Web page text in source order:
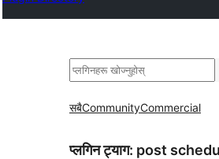
खोज्नुहोस्
सबैCommunityCommercial
प्लगिन ट्याग: post